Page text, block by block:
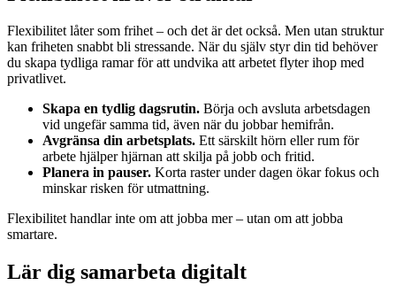
Flexibilitet låter som frihet – och det är det också. Men utan struktur
kan friheten snabbt bli stressande. När du själv styr din tid behöver
du skapa tydliga ramar för att undvika att arbetet flyter ihop med
privatlivet.
Skapa en tydlig dagsrutin. Börja och avsluta arbetsdagen
vid ungefär samma tid, även när du jobbar hemifrån.
Avgränsa din arbetsplats. Ett särskilt hörn eller rum för
arbete hjälper hjärnan att skilja på jobb och fritid.
Planera in pauser. Korta raster under dagen ökar fokus och
minskar risken för utmattning.
Flexibilitet handlar inte om att jobba mer – utan om att jobba
smartare.
Lär dig samarbeta digitalt